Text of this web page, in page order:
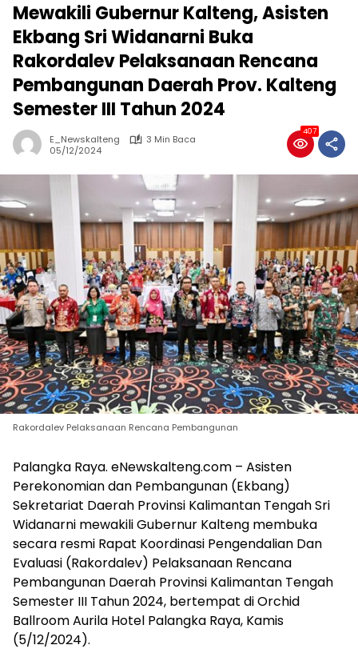
Mewakili Gubernur Kalteng, Asisten
Ekbang Sri Widanarni Buka
Rakordalev Pelaksanaan Rencana
Pembangunan Daerah Prov. Kalteng
Semester III Tahun 2024
E_Newskalteng
3 Min Baca
05/12/2024
407
Rakordalev Pelaksanaan Rencana Pembangunan
Palangka Raya. eNewskalteng.com – Asisten
Perekonomian dan Pembangunan (Ekbang)
Sekretariat Daerah Provinsi Kalimantan Tengah Sri
Widanarni mewakili Gubernur Kalteng membuka
secara resmi Rapat Koordinasi Pengendalian Dan
Evaluasi (Rakordalev) Pelaksanaan Rencana
Pembangunan Daerah Provinsi Kalimantan Tengah
Semester III Tahun 2024, bertempat di Orchid
Ballroom Aurila Hotel Palangka Raya, Kamis
(5/12/2024).